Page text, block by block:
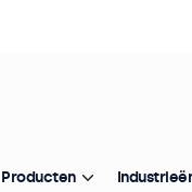
Producten